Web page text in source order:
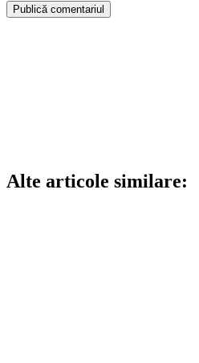
Alte articole similare: